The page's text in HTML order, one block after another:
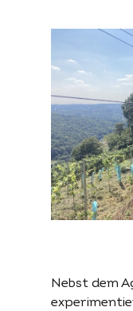
Nebst dem